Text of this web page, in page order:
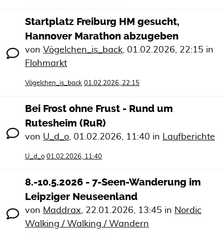
Startplatz Freiburg HM gesucht,
Hannover Marathon abzugeben
von Vögelchen_is_back, 01.02.2026, 22:15 in
Flohmarkt
Vögelchen_is_back 01.02.2026, 22:15
Bei Frost ohne Frust - Rund um
Rutesheim (RuR)
von U_d_o, 01.02.2026, 11:40 in Laufberichte
U_d_o 01.02.2026, 11:40
8.-10.5.2026 - 7-Seen-Wanderung im
Leipziger Neuseenland
von Maddrax, 22.01.2026, 13:45 in Nordic
Walking / Walking / Wandern